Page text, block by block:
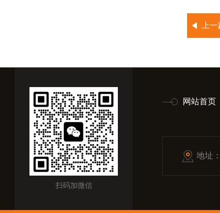
上
扫码加微信
网站首页
地址